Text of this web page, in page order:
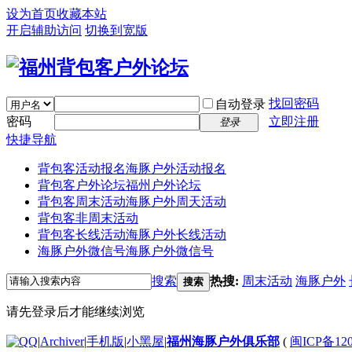
设为首页收藏本站
开启辅助访问 切换到宽版
自动登录 找回密码
密码
登录
立即注册
快捷导航
背包客活动报名海豚户外活动报名
背包客户外论坛福州户外论坛
背包客周末活动海豚户外周天活动
背包客非周末活动
背包客长线活动海豚户外长线活动
海豚户外微信号海豚户外微信号
搜索 搜索 热搜: 周末活动 海豚户外
请先登录后才能继续浏览
|Archiver|手机版|小黑屋|福州海豚户外俱乐部 ( 闽ICP备